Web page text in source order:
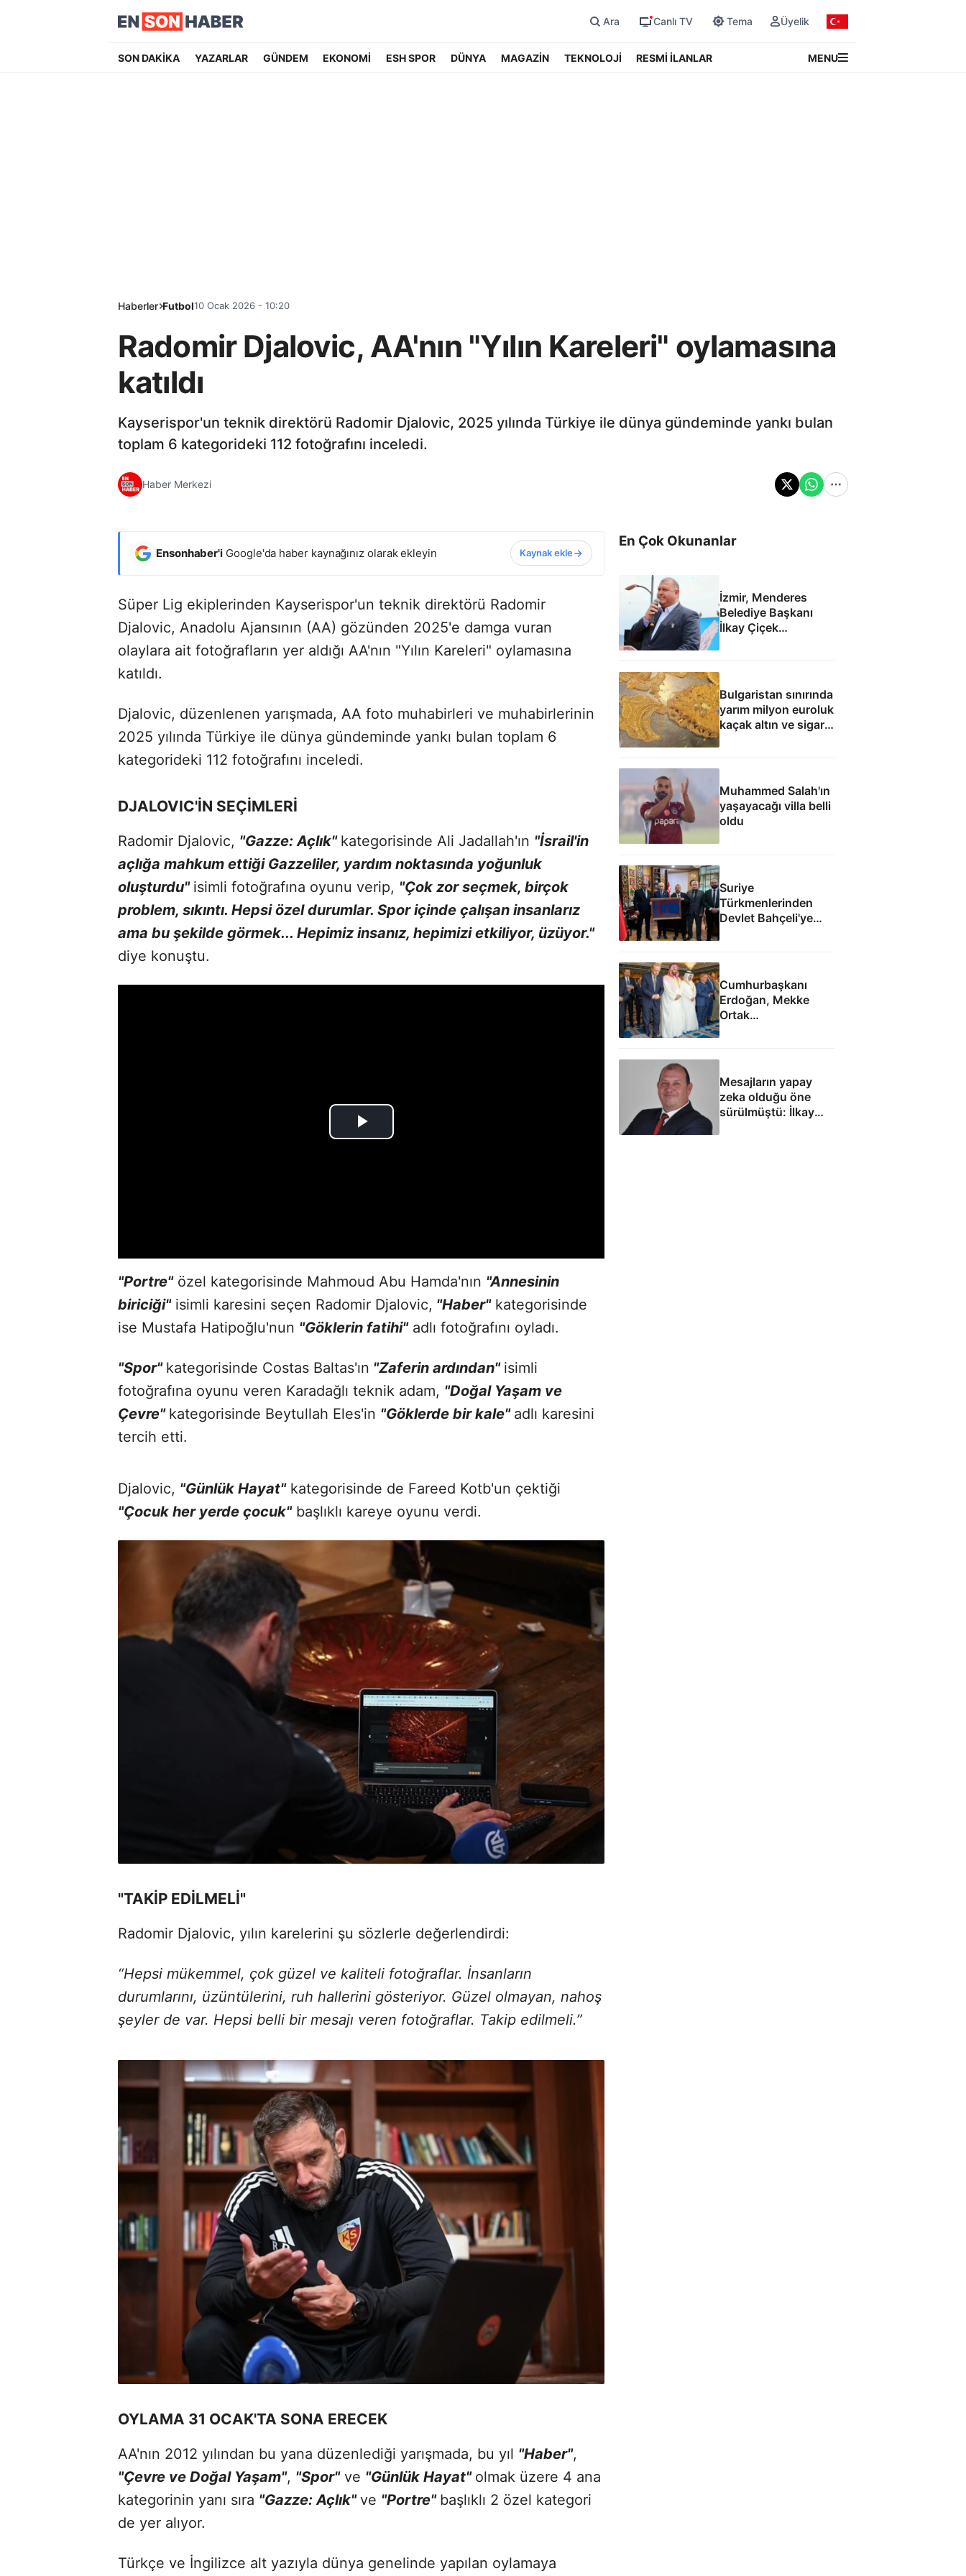
Ara Canlı TV Tema Üyelik
SON DAKİKA YAZARLAR GÜNDEM EKONOMİ ESH SPOR DÜNYA MAGAZİN TEKNOLOJİ RESMİ İLANLAR MENU
Haberler Futbol10 Ocak 2026 - 10:20
Radomir Djalovic, AA'nın "Yılın Kareleri" oylamasına
katıldı
Kayserispor'un teknik direktörü Radomir Djalovic, 2025 yılında Türkiye ile dünya gündeminde yankı bulan
toplam 6 kategorideki 112 fotoğrafını inceledi.
Haber Merkezi
Ensonhaber'i Google'da haber kaynağınız olarak ekleyin Kaynak ekle
Süper Lig ekiplerinden Kayserispor'un teknik direktörü Radomir
Djalovic, Anadolu Ajansının (AA) gözünden 2025'e damga vuran
olaylara ait fotoğrafların yer aldığı AA'nın "Yılın Kareleri" oylamasına
katıldı.
Djalovic, düzenlenen yarışmada, AA foto muhabirleri ve muhabirlerinin
2025 yılında Türkiye ile dünya gündeminde yankı bulan toplam 6
kategorideki 112 fotoğrafını inceledi.
DJALOVIC'İN SEÇİMLERİ
Radomir Djalovic, "Gazze: Açlık" kategorisinde Ali Jadallah'ın "İsrail'in
açlığa mahkum ettiği Gazzeliler, yardım noktasında yoğunluk
oluşturdu" isimli fotoğrafına oyunu verip, "Çok zor seçmek, birçok
problem, sıkıntı. Hepsi özel durumlar. Spor içinde çalışan insanlarız
ama bu şekilde görmek... Hepimiz insanız, hepimizi etkiliyor, üzüyor."
diye konuştu.
"Portre"özel kategorisinde Mahmoud Abu Hamda'nın "Annesinin
biriciği"isimli karesini seçen Radomir Djalovic, "Haber"kategorisinde
ise Mustafa Hatipoğlu'nun "Göklerin fatihi"adlı fotoğrafını oyladı.
"Spor" kategorisinde Costas Baltas'ın "Zaferin ardından" isimli
fotoğrafına oyunu veren Karadağlı teknik adam, "Doğal Yaşam ve
Çevre" kategorisinde Beytullah Eles'in "Göklerde bir kale" adlı karesini
tercih etti.
Djalovic, "Günlük Hayat"kategorisinde de Fareed Kotb'un çektiği
"Çocuk her yerde çocuk"başlıklı kareye oyunu verdi.
"TAKİP EDİLMELİ"
Radomir Djalovic, yılın karelerini şu sözlerle değerlendirdi:
“Hepsi mükemmel, çok güzel ve kaliteli fotoğraflar. İnsanların
durumlarını, üzüntülerini, ruh hallerini gösteriyor. Güzel olmayan, nahoş
şeyler de var. Hepsi belli bir mesajı veren fotoğraflar. Takip edilmeli.”
OYLAMA 31 OCAK'TA SONA ERECEK
AA'nın 2012 yılından bu yana düzenlediği yarışmada, bu yıl "Haber",
"Çevre ve Doğal Yaşam", "Spor"ve "Günlük Hayat" olmak üzere 4 ana
kategorinin yanı sıra "Gazze: Açlık"ve "Portre" başlıklı 2 özel kategori
de yer alıyor.
Türkçe ve İngilizce alt yazıyla dünya genelinde yapılan oylamaya
En Çok Okunanlar
İzmir, Menderes
Belediye Başkanı
İlkay Çiçek
Bulgaristan sınırında
yarım milyon euroluk
kaçak altın ve sigara
yakalandı
Muhammed Salah'ın
yaşayacağı villa belli
oldu
Suriye
Türkmenlerinden
Devlet Bahçeli'ye
yapılanma gündemi
Cumhurbaşkanı
Erdoğan, Mekke
Ortak
Anlaşması'ndan
kıldı
Mesajların yapay
zeka olduğu öne
sürülmüştü: İlkay